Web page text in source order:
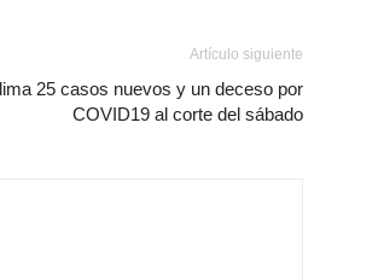
Artículo siguiente
25 casos nuevos y un deceso por
COVID19 al corte del sábado